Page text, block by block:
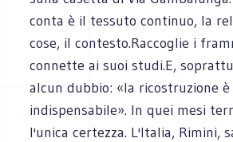
conta è il tessuto continuo, la
cose, il contesto.Raccoglie i
connette ai suoi studi.E,
alcun dubbio: «la ricostruzione è
indispensabile». In quei mesi
l'unica certezza. L'Italia, Rimini,